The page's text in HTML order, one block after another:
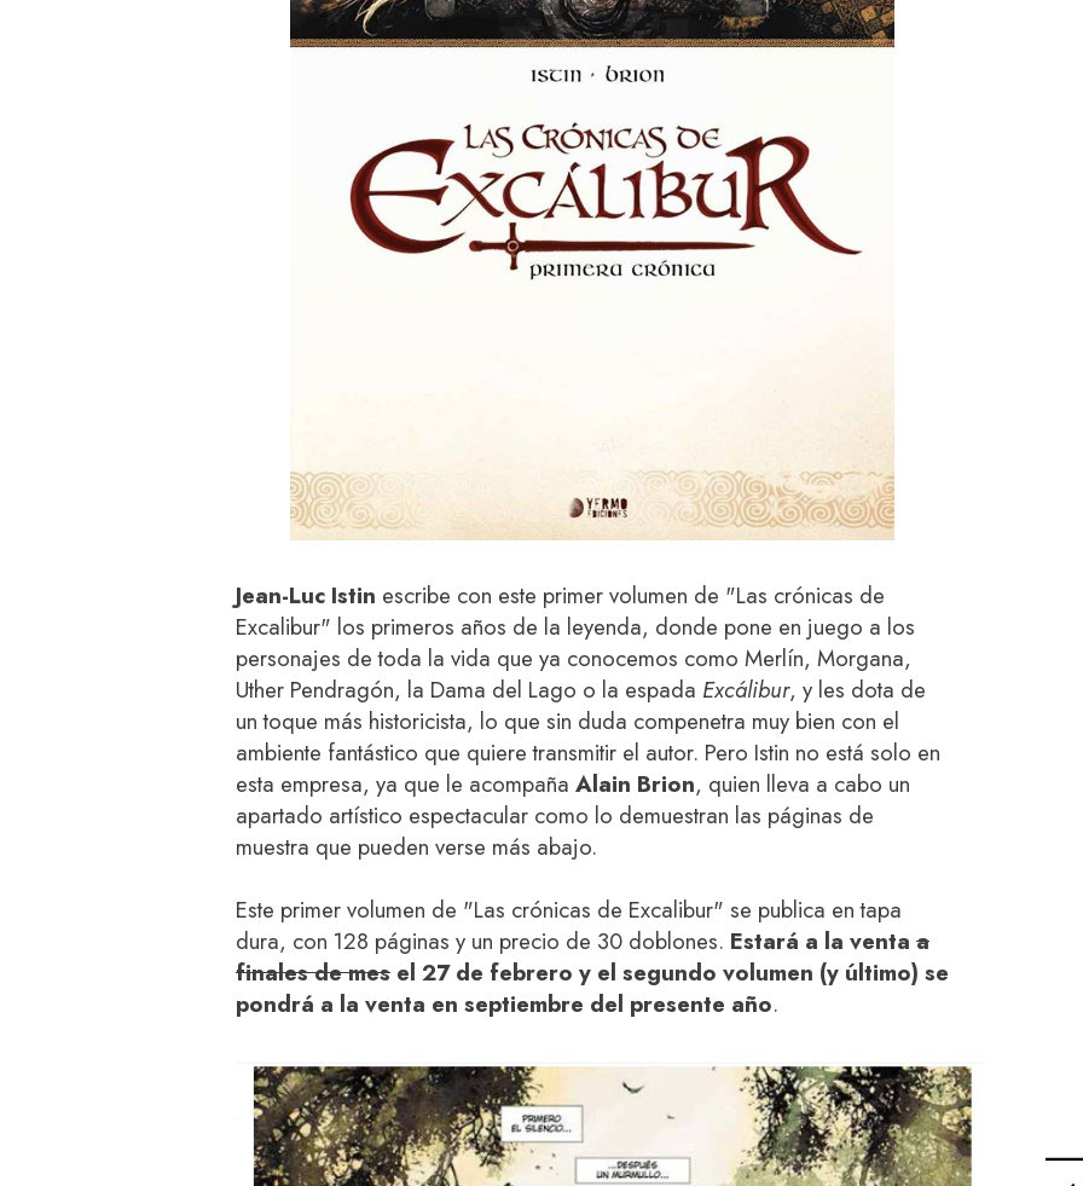
Jean-Luc Istin escribe con este primer volumen de "Las crónicas de
Excalibur" los primeros años de la leyenda, donde pone en juego a los
personajes de toda la vida que ya conocemos como Merlín, Morgana,
Uther Pendragón, la Dama del Lago o la espada Excálibur, y les dota de
un toque más historicista, lo que sin duda compenetra muy bien con el
ambiente fantástico que quiere transmitir el autor. Pero Istin no está solo en
esta empresa, ya que le acompaña Alain Brion, quien lleva a cabo un
apartado artístico espectacular como lo demuestran las páginas de
muestra que pueden verse más abajo.
Este primer volumen de "Las crónicas de Excalibur" se publica en tapa
dura, con 128 páginas y un precio de 30 doblones. Estará a la venta a
finales de mes el 27 de febrero y el segundo volumen (y último) se
pondrá a la venta en septiembre del presente año.